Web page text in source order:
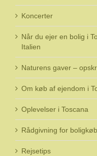
Koncerter
Når du ejer en bolig i
Italien
Naturens gaver –
Om køb af ejendom i
Oplevelser i Toscana
Rådgivning for
Rejsetips